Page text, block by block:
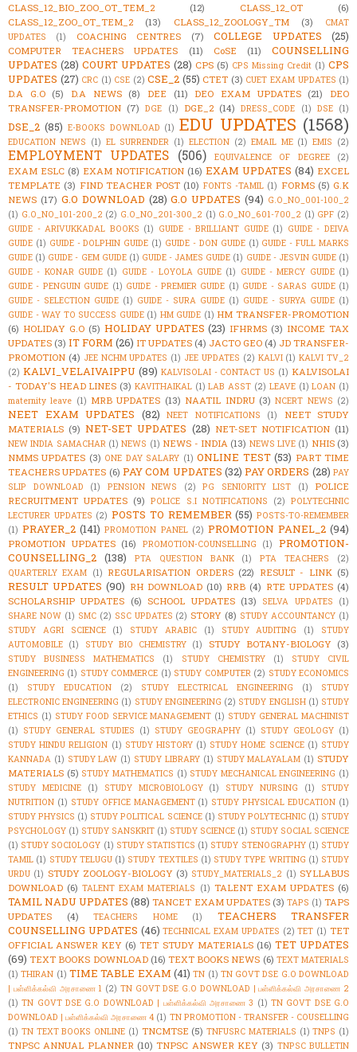
CLASS_12_BIO_ZOO_OT_TEM_2
(12) CLASS_12_OT
(6)
CLASS_12_ZOO_OT_TEM_2
(13) CLASS_12_ZOOLOGY_TM (3)
CMAT
UPDATES
(1) COACHING CENTRES (7) COLLEGE UPDATES (25)
COMPUTER TEACHERS UPDATES (11) CoSE (11)
COUNSELLING
UPDATES (28) COURT UPDATES (28) CPS (5) CPS Missing Credit (1) CPS
UPDATES (27) CRC (1) CSE (2) CSE_2 (55) CTET (3) CUET EXAM UPDATES (1)
D.A G.O (5) D.A NEWS (8) DEE (11) DEO EXAM UPDATES (21)
DEO
TRANSFER-PROMOTION (7) DGE (1) DGE_2 (14) DRESS_CODE (1) DSE (1)
DSE_2 (85) E-BOOKS DOWNLOAD (1) EDU UPDATES (1568)
EDUCATION NEWS (1) EL SURRENDER (1) ELECTION (2) EMAIL ME (1) EMIS (2)
EMPLOYMENT UPDATES (506) EQUIVALENCE OF DEGREE (2)
EXAM ESLC (8) EXAM NOTIFICATION (16) EXAM UPDATES (84) EXCEL
TEMPLATE (3) FIND TEACHER POST (10) FONTS -TAMIL (1) FORMS (5) G.K
NEWS (17) G.O DOWNLOAD (28) G.O UPDATES (94) G.O_NO_001-100_2
(1) G.O_NO_101-200_2 (2) G.O_NO_201-300_2 (1) G.O_NO_601-700_2 (1) GPF (2)
GUIDE - ARIVUKKADAL BOOKS (1) GUIDE - BRILLIANT GUIDE (1) GUIDE - DEIVA
GUIDE (1) GUIDE - DOLPHIN GUIDE (1) GUIDE - DON GUIDE (1) GUIDE - FULL MARKS
GUIDE (1) GUIDE - GEM GUIDE (1) GUIDE - JAMES GUIDE (1) GUIDE - JESVIN GUIDE (1)
GUIDE - KONAR GUIDE (1) GUIDE - LOYOLA GUIDE (1) GUIDE - MERCY GUIDE (1)
GUIDE - PENGUIN GUIDE (1) GUIDE - PREMIER GUIDE (1) GUIDE - SARAS GUIDE (1)
GUIDE - SELECTION GUIDE (1) GUIDE - SURA GUIDE (1) GUIDE - SURYA GUIDE (1)
GUIDE - WAY TO SUCCESS GUIDE (1) HM GUIDE (1) HM TRANSFER-PROMOTION
(6) HOLIDAY G.O (5) HOLIDAY UPDATES (23) IFHRMS (3) INCOME TAX
UPDATES (3) IT FORM (26) IT UPDATES (4) JACTO GEO (4) JD TRANSFER-
PROMOTION (4) JEE NCHM UPDATES (1) JEE UPDATES (2) KALVI (1) KALVI TV_2
(2) KALVI_VELAIVAIPPU (89) KALVISOLAI - CONTACT US (1) KALVISOLAI
- TODAY'S HEAD LINES (3) KAVITHAIKAL (1) LAB ASST (2) LEAVE (1) LOAN (1)
maternity leave (1) MRB UPDATES (13) NAATIL INDRU (3) NCERT NEWS (2)
NEET EXAM UPDATES (82) NEET NOTIFICATIONS (1)
NEET STUDY
MATERIALS (9) NET-SET UPDATES (28) NET-SET NOTIFICATION (11)
NEW INDIA SAMACHAR (1) NEWS (1) NEWS - INDIA (13) NEWS LIVE (1) NHIS (3)
NMMS UPDATES (3) ONE DAY SALARY (1) ONLINE TEST (53) PART TIME
TEACHERS UPDATES (6) PAY COM UPDATES (32) PAY ORDERS (28) PAY
SLIP DOWNLOAD
(1) PENSION NEWS (2) PG SENIORITY LIST (1)
POLICE
RECRUITMENT UPDATES (9) POLICE S.I NOTIFICATIONS (2) POLYTECHNIC
LECTURER UPDATES (2) POSTS TO REMEMBER (55) POSTS-TO-REMEMBER
(1) PRAYER_2 (141) PROMOTION PANEL (2) PROMOTION PANEL_2 (94)
PROMOTION UPDATES (16) PROMOTION-COUNSELLING (1)
PROMOTION-
COUNSELLING_2 (138) PTA QUESTION BANK (1) PTA TEACHERS
(2)
QUARTERLY EXAM (1) REGULARISATION ORDERS (22) RESULT - LINK (5)
RESULT UPDATES (90) RH DOWNLOAD (10) RRB (4) RTE UPDATES (4)
SCHOLARSHIP UPDATES (6) SCHOOL UPDATES (13) SELVA UPDATES
(1)
SHARE NOW (1) SMC (2) SSC UPDATES (2) STORY (8) STUDY ACCOUNTANCY (1)
STUDY AGRI SCIENCE
(1) STUDY ARABIC (1) STUDY AUDITING (1)
STUDY
AUTOMOBILE (1) STUDY BIO CHEMISTRY (1) STUDY BOTANY-BIOLOGY (3)
STUDY BUSINESS MATHEMATICS (1) STUDY CHEMISTRY (1)
STUDY CIVIL
ENGINEERING (1) STUDY COMMERCE (1) STUDY COMPUTER (2) STUDY ECONOMICS
(1)
STUDY EDUCATION (2) STUDY ELECTRICAL ENGINEERING (1)
STUDY
ELECTRONIC ENGINEERING (1) STUDY ENGINEERING (2) STUDY ENGLISH (1) STUDY
ETHICS (1) STUDY FOOD SERVICE MANAGEMENT (1) STUDY GENERAL MACHINIST
(1) STUDY GENERAL STUDIES (1) STUDY GEOGRAPHY (1) STUDY GEOLOGY (1)
STUDY HINDU RELIGION (1) STUDY HISTORY (1) STUDY HOME SCIENCE (1) STUDY
KANNADA (1) STUDY LAW (1) STUDY LIBRARY (1) STUDY MALAYALAM (1) STUDY
MATERIALS (5) STUDY MATHEMATICS (1) STUDY MECHANICAL ENGINEERING (1)
STUDY MEDICINE
(1) STUDY MICROBIOLOGY (1) STUDY NURSING (1)
STUDY
NUTRITION (1) STUDY OFFICE MANAGEMENT (1) STUDY PHYSICAL EDUCATION (1)
STUDY PHYSICS (1) STUDY POLITICAL SCIENCE (1) STUDY POLYTECHNIC (1) STUDY
PSYCHOLOGY (1) STUDY SANSKRIT (1) STUDY SCIENCE (1) STUDY SOCIAL SCIENCE
(1) STUDY SOCIOLOGY (1) STUDY STATISTICS (1) STUDY STENOGRAPHY (1) STUDY
TAMIL (1) STUDY TELUGU (1) STUDY TEXTILES (1) STUDY TYPE WRITING (1) STUDY
URDU (1) STUDY ZOOLOGY-BIOLOGY (3) STUDY_MATERIALS_2 (1) SYLLABUS
DOWNLOAD (6) TALENT EXAM MATERIALS (1) TALENT EXAM UPDATES (6)
TAMIL NADU UPDATES (88) TANCET EXAM UPDATES (3) TAPS (1) TAPS
UPDATES
(4) TEACHERS HOME (1)
TEACHERS TRANSFER
COUNSELLING UPDATES (46) TECHNICAL EXAM UPDATES (2) TET (1) TET
OFFICIAL ANSWER KEY (6) TET STUDY MATERIALS (16) TET UPDATES
(69) TEXT BOOKS DOWNLOAD (16) TEXT BOOKS NEWS (6) TEXT MATERIALS
(1) THIRAN (1) TIME TABLE EXAM (41) TN (1) TN GOVT DSE G.O DOWNLOAD
| பள்ளிக்கல்வி அரசாணை 1 (2) TN GOVT DSE G.O DOWNLOAD | பள்ளிக்கல்வி அரசாணை 2
(1) TN GOVT DSE G.O DOWNLOAD | பள்ளிக்கல்வி அரசாணை 3 (1) TN GOVT DSE G.O
DOWNLOAD | பள்ளிக்கல்வி அரசாணை 4 (1) TN PROMOTION - TRANSFER - COUSELLING
(1) TN TEXT BOOKS ONLINE (1) TNCMTSE (5) TNFUSRC MATERIALS (1) TNPS (1)
TNPSC ANNUAL PLANNER (10) TNPSC ANSWER KEY (3) TNPSC BULLETIN